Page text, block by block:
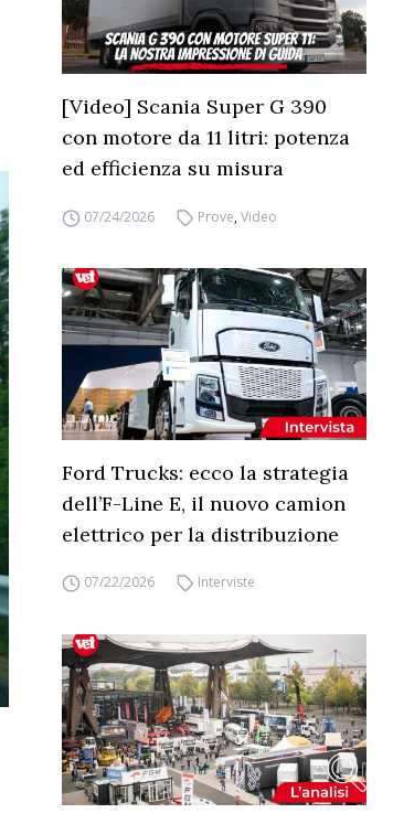
[Video] Scania Super G 390
con motore da 11 litri: potenza
ed efficienza su misura
07/24/2026 Prove,Video
Ford Trucks: ecco la strategia
dell’F-Line E, il nuovo camion
elettrico per la distribuzione
07/22/2026 Interviste